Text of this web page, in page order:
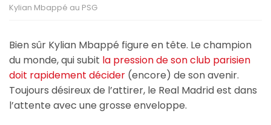
Kylian Mbappé au PSG
Bien sûr Kylian Mbappé figure en tête. Le champion
du monde, qui subit la pression de son club parisien
doit rapidement décider (encore) de son avenir.
Toujours désireux de l’attirer, le Real Madrid est dans
l’attente avec une grosse enveloppe.